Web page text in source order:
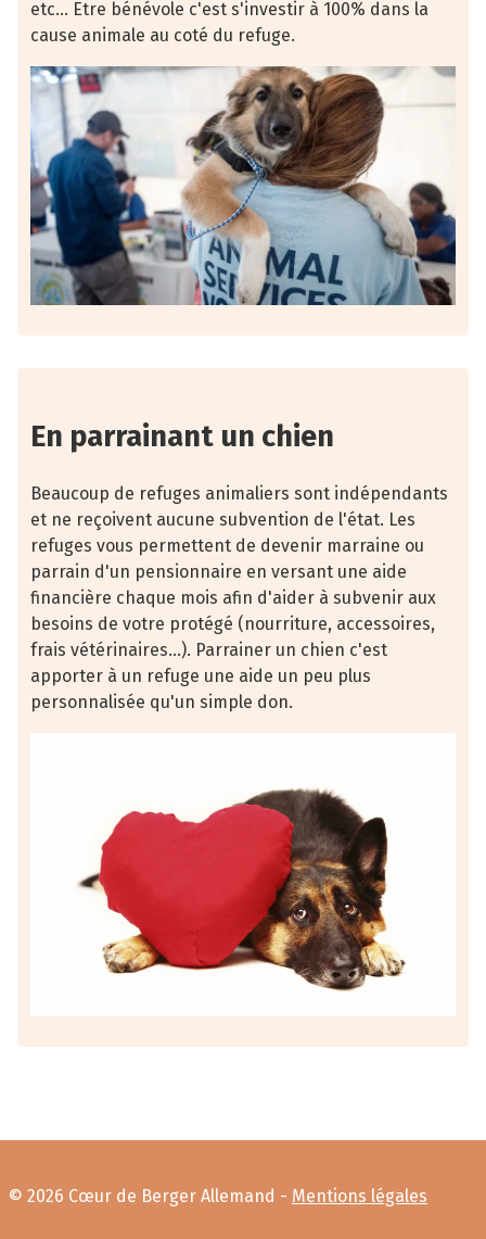
etc... Etre bénévole c'est s'investir à 100% dans la
cause animale au coté du refuge.
En parrainant un chien
Beaucoup de refuges animaliers sont indépendants
et ne reçoivent aucune subvention de l'état. Les
refuges vous permettent de devenir marraine ou
parrain d'un pensionnaire en versant une aide
financière chaque mois afin d'aider à subvenir aux
besoins de votre protégé (nourriture, accessoires,
frais vétérinaires...). Parrainer un chien c'est
apporter à un refuge une aide un peu plus
personnalisée qu'un simple don.
© 2026 Cœur de Berger Allemand - Mentions légales